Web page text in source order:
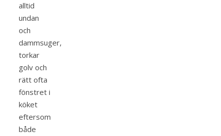
alltid
undan
och
dammsuger,
torkar
golv och
rätt ofta
fönstret i
köket
eftersom
både